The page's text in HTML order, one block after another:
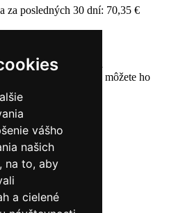
vášho
našich
na to, aby
a cielené
za posledných 30 dní: 70,35 €
do 24 hodín
Ak Vám tovar nesadne, môžete ho
8:30 - 16:30